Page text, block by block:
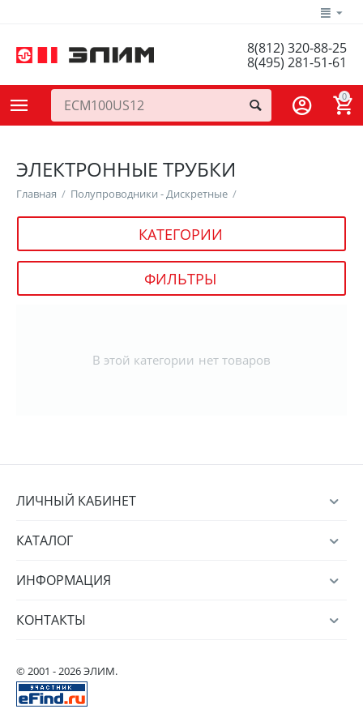
8(812) 320-88-25
8(495) 281-51-61
0
ЭЛЕКТРОННЫЕ ТРУБКИ
Главная / Полупроводники - Дискретные /
КАТЕГОРИИ
ФИЛЬТРЫ
В этой категории нет товаров
ЛИЧНЫЙ КАБИНЕТ
КАТАЛОГ
ИНФОРМАЦИЯ
КОНТАКТЫ
© 2001 - 2026 ЭЛИМ.